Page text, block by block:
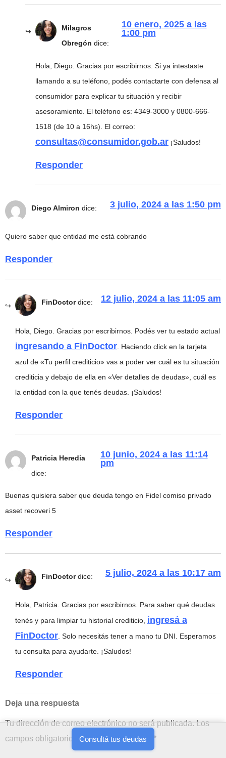
Consultá tus deudas
Milagros
Obregón dice:
10 enero, 2025 a las
1:00 pm
Hola, Diego. Gracias por escribirnos. Si ya intestaste
llamando a su teléfono, podés contactarte con defensa al
consumidor para explicar tu situación y recibir
asesoramiento. El teléfono es: 4349-3000 y 0800-666-
1518 (de 10 a 16hs). El correo:
consultas@consumidor.gob.ar ¡Saludos!
Responder
Diego Almiron dice: 3 julio, 2024 a las 1:50 pm
Quiero saber que entidad me está cobrando
Responder
FinDoctor dice: 12 julio, 2024 a las 11:05 am
Hola, Diego. Gracias por escribirnos. Podés ver tu estado actual
ingresando a FinDoctor . Haciendo click en la tarjeta
azul de «Tu perfil crediticio» vas a poder ver cuál es tu situación
crediticia y debajo de ella en «Ver detalles de deudas», cuál es
la entidad con la que tenés deudas. ¡Saludos!
Responder
Patricia Heredia
dice:
10 junio, 2024 a las 11:14
pm
Buenas quisiera saber que deuda tengo en Fidel comiso privado
asset recoveri 5
Responder
FinDoctor dice: 5 julio, 2024 a las 10:17 am
Hola, Patricia. Gracias por escribirnos. Para saber qué deudas
tenés y para limpiar tu historial crediticio, ingresá a
FinDoctor. Solo necesitás tener a mano tu DNI. Esperamos
tu consulta para ayudarte. ¡Saludos!
Responder
Deja una respuesta
Tu dirección de correo electrónico no será publicada. Los
campos obligatorios están marcados con
*